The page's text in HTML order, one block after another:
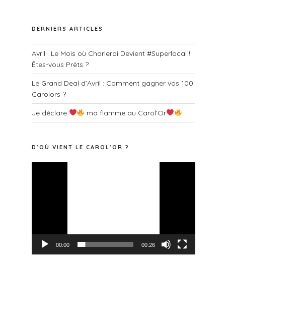
DERNIERS ARTICLES
Avril : Le Mois où Charleroi Devient #Superlocal !
Êtes-vous Prêts ?
Le Grand Deal d’Avril : Comment gagner vos 100
Carolors ?
Je déclare ma flamme au Carol’Or
D’OÙ VIENT LE CAROL’OR ?
00:00 00:26